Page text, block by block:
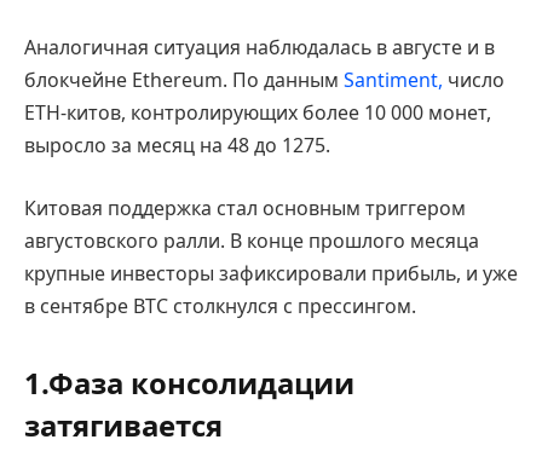
Аналогичная ситуация наблюдалась в августе и в
блокчейне Ethereum. По данным Santiment, число
ETH-китов, контролирующих более 10 000 монет,
выросло за месяц на 48 до 1275.
Китовая поддержка стал основным триггером
августовского ралли. В конце прошлого месяца
крупные инвесторы зафиксировали прибыль, и уже
в сентябре BTC столкнулся с прессингом.
1.Фаза консолидации
затягивается